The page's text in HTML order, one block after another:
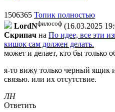
1506365 Топик полностью
LordNфилософ (16.03.2025
Cкpипaч на По идее, все эти
кишок сам должен делать.
может и делает, кто бы только
я-то вижу только черный ящик
связью. или их отсутствие.
ЛН
Ответить